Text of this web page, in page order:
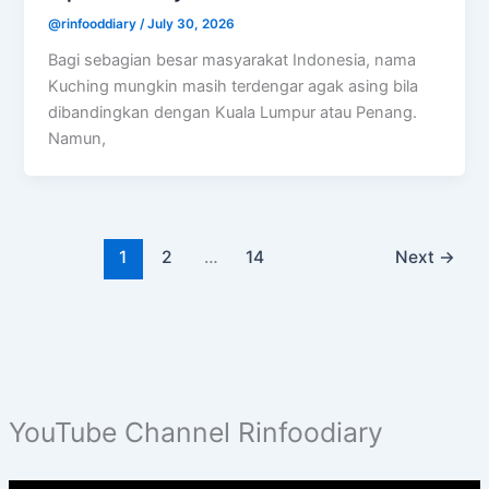
YouTube Channel Rinfoodiary
@rinfooddiary/July 30, 2026
Bagi sebagian besar masyarakat Indonesia, nama
Kuching mungkin masih terdengar agak asing bila
dibandingkan dengan Kuala Lumpur atau Penang.
Namun,
1 2 … 14 Next →